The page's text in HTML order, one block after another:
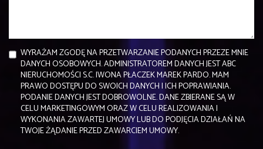
WYRAŻAM ZGODĘ NA PRZETWARZANIE PODANYCH PRZEZE MNIE
DANYCH OSOBOWYCH. ADMINISTRATOREM DANYCH JEST ABC
NIERUCHOMOŚCI S.C. IWONA PŁACZEK MAREK PARDO. MAM
PRAWO DOSTĘPU DO SWOICH DANYCH I ICH POPRAWIANIA.
PODANIE DANYCH JEST DOBROWOLNE. DANE ZBIERANE SĄ W
CELU MARKETINGOWYM ORAZ W CELU REALIZOWANIA I
WYKONANIA ZAWARTEJ UMOWY LUB DO PODJĘCIA DZIAŁAŃ NA
TWOJE ŻĄDANIE PRZED ZAWARCIEM UMOWY.